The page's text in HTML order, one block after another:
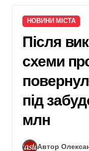
НОВИНИ МІСТА
Після
схеми
під
млн
Автор